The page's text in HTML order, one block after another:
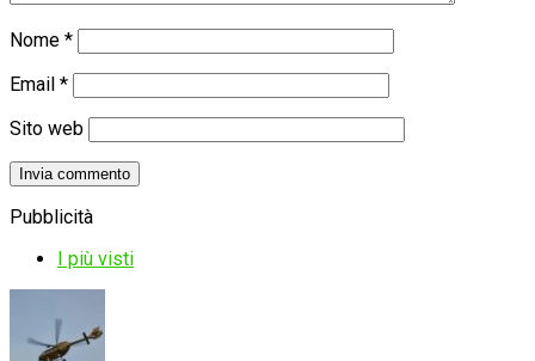
Nome *
Email *
Sito web
Pubblicità
I più visti